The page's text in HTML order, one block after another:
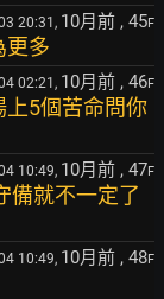
20:31, 10月前 , 45F
更多
02:21, 10月前 , 46F
上5個苦命問你
10:49, 10月前 , 47F
備就不一定了
10:49, 10月前 , 48F